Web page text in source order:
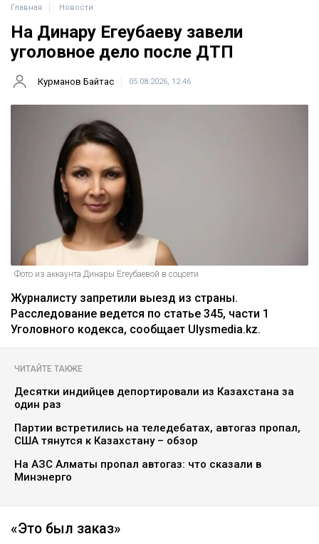
Главная Новости
На Динару Егеубаеву завели
уголовное дело после ДТП
Курманов Байтас 05.08.2026, 12:46
Фото из аккаунта Динары Егеубаевой в соцсети
Журналисту запретили выезд из страны.
Расследование ведется по статье 345, части 1
Уголовного кодекса, сообщает Ulysmedia.kz.
ЧИТАЙТЕ ТАКЖЕ
Десятки индийцев депортировали из Казахстана за
один раз
Партии встретились на теледебатах, автогаз пропал,
США тянутся к Казахстану – обзор
На АЗС Алматы пропал автогаз: что сказали в
Минэнерго
«Это был заказ»